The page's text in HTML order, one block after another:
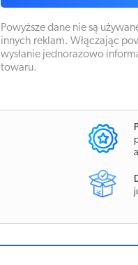
Powyższe dane nie są
innych reklam. Włączając
wysłanie jednorazowo
towaru.